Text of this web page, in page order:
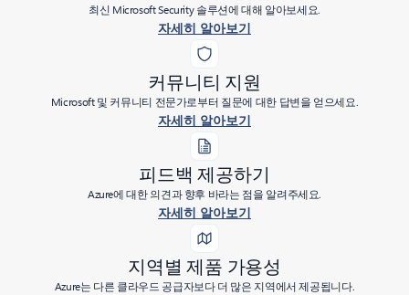
최신 Microsoft Security 솔루션에 대해 알아보세요.
자세히 알아보기
커뮤니티 지원
Microsoft 및 커뮤니티 전문가로부터 질문에 대한 답변을 얻으세요.
자세히 알아보기
피드백 제공하기
Azure에 대한 의견과 향후 바라는 점을 알려주세요.
자세히 알아보기
지역별 제품 가용성
Azure는 다른 클라우드 공급자보다 더 많은 지역에서 제공됩니다.